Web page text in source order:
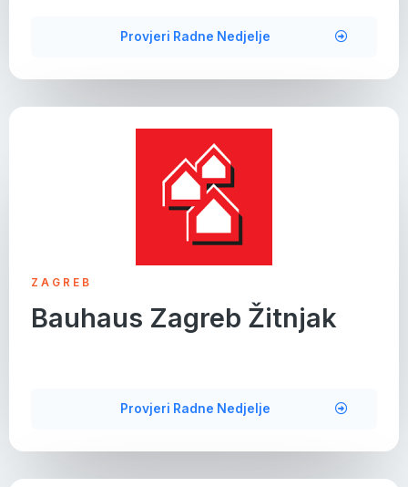
Provjeri Radne Nedjelje
ZAGREB
Bauhaus Zagreb Žitnjak
Provjeri Radne Nedjelje